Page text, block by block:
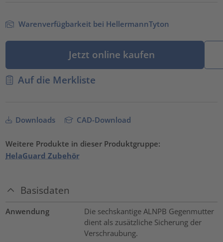
Warenverfügbarkeit bei HellermannTyton
Jetzt online kaufen
Auf die Merkliste
Downloads CAD-Download
Weitere Produkte in dieser Produktgruppe:
HelaGuard Zubehör
Basisdaten
Anwendung
Die sechskantige ALNPB Gegenmutter
dient als zusätzliche Sicherung der
Verschraubung.